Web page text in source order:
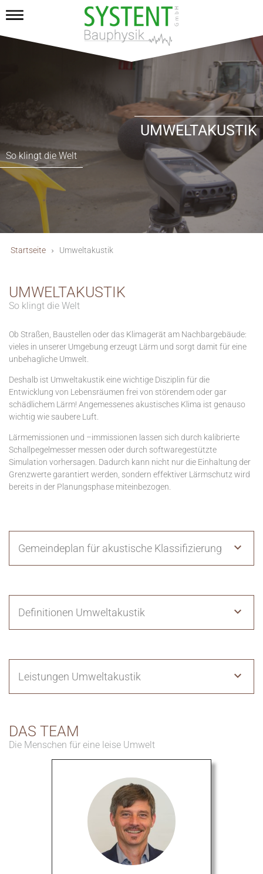
UMWELTAKUSTIK
So klingt die Welt
Startseite Umweltakustik
UMWELTAKUSTIK
So klingt die Welt
Ob Straßen, Baustellen oder das Klimagerät am Nachbargebäude:
vieles in unserer Umgebung erzeugt Lärm und sorgt damit für eine
unbehagliche Umwelt.
Deshalb ist Umweltakustik eine wichtige Disziplin für die
Entwicklung von Lebensräumen frei von störendem oder gar
schädlichem Lärm! Angemessenes akustisches Klima ist genauso
wichtig wie saubere Luft.
Lärmemissionen und –immissionen lassen sich durch kalibrierte
Schallpegelmesser messen oder durch softwaregestützte
Simulation vorhersagen. Dadurch kann nicht nur die Einhaltung der
Grenzwerte garantiert werden, sondern effektiver Lärmschutz wird
bereits in der Planungsphase miteinbezogen.
Gemeindeplan für akustische Klassifizierung
Definitionen Umweltakustik
Leistungen Umweltakustik
DAS TEAM
Die Menschen für eine leise Umwelt